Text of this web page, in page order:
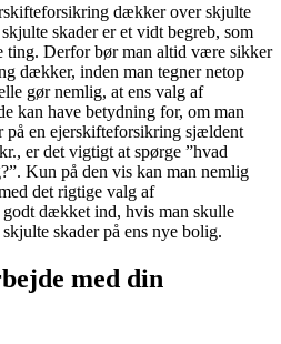
dækker over skjulte
skader er et vidt begreb, som
ting. Derfor bør man altid være sikker
dækker, inden man tegner netop
gør nemlig, at ens valg af
kan have betydning for, om man
en ejerskifteforsikring sjældent
er det vigtigt at spørge ”hvad
Kun på den vis kan man nemlig
det rigtige valg af
dækket ind, hvis man skulle
skader på ens nye bolig.
med din